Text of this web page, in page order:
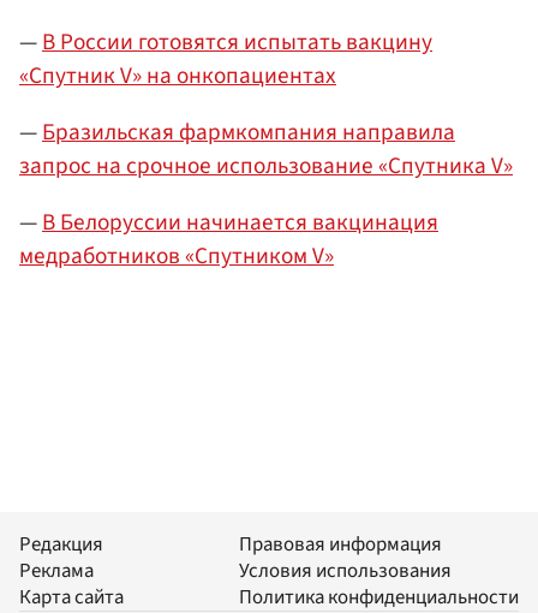
—В России готовятся испытать вакцину
«Спутник V» на онкопациентах
—Бразильская фармкомпания направила
запрос на срочное использование «Спутника V»
—В Белоруссии начинается вакцинация
медработников «Спутником V»
Редакция
Реклама
Карта сайта
Правовая информация
Условия использования
Политика конфиденциальности